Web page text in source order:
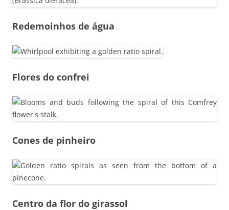
Redemoinhos de água
Flores do confrei
Cones de pinheiro
Centro da flor do girassol